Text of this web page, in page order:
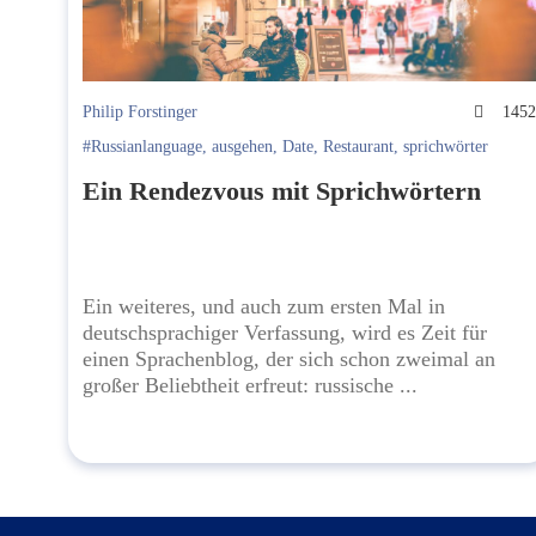
Philip Forstinger
1452
#Russianlanguage, ausgehen, Date, Restaurant, sprichwörter
Ein Rendezvous mit Sprichwörtern
Ein weiteres, und auch zum ersten Mal in
deutschsprachiger Verfassung, wird es Zeit für
einen Sprachenblog, der sich schon zweimal an
großer Beliebtheit erfreut: russische ...